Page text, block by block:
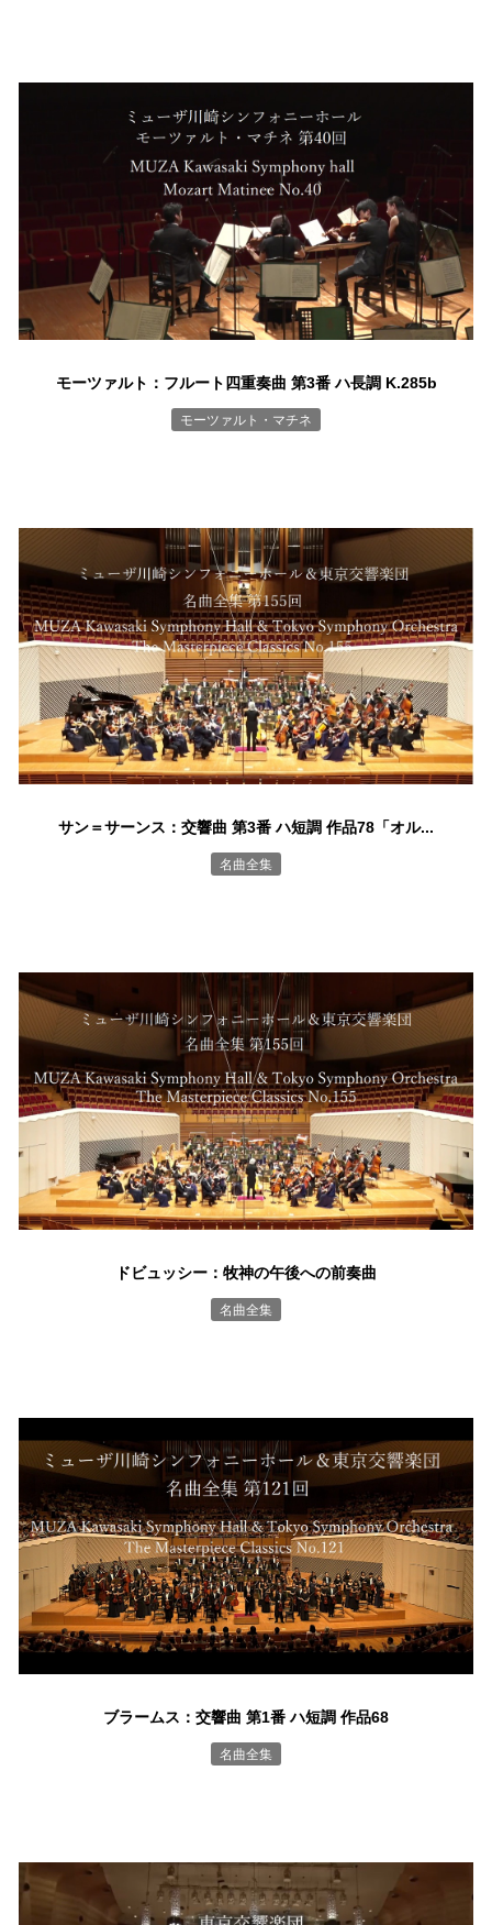
モーツァルト：フルート四重奏曲 第3番 ハ長調 K.285b
モーツァルト・マチネ
サン＝サーンス：交響曲 第3番 ハ短調 作品78「オル...
名曲全集
ドビュッシー：牧神の午後への前奏曲
名曲全集
ブラームス：交響曲 第1番 ハ短調 作品68
名曲全集